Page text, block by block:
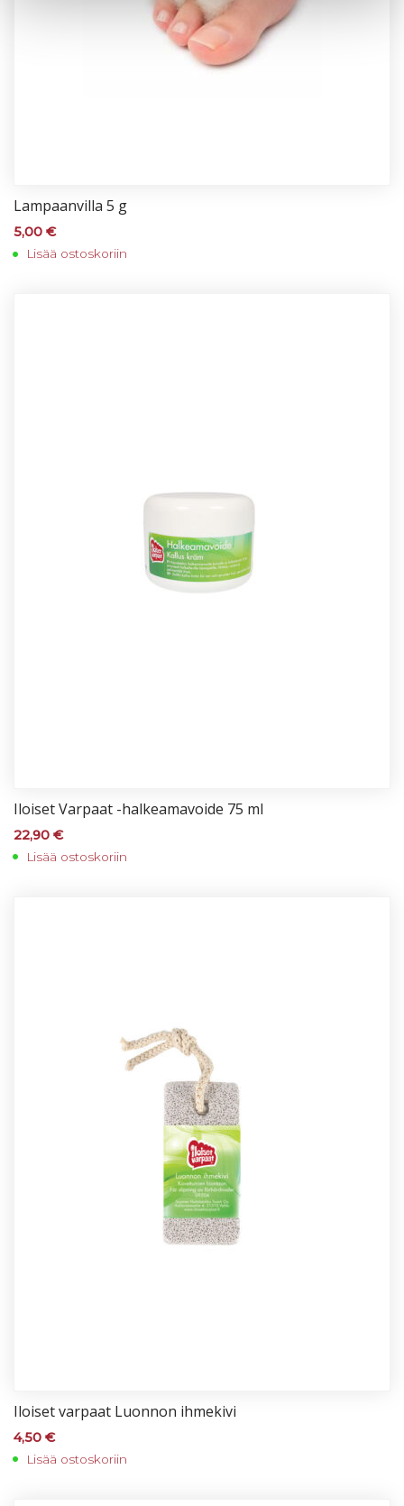
Lam­paan­vil­la 5 g
5,00 €
Lisää ostoskoriin
Iloi­set Var­paat -hal­kea­ma­voi­de 75 ml
22,90 €
Lisää ostoskoriin
Iloi­set var­paat Luon­non ih­me­ki­vi
4,50 €
Lisää ostoskoriin